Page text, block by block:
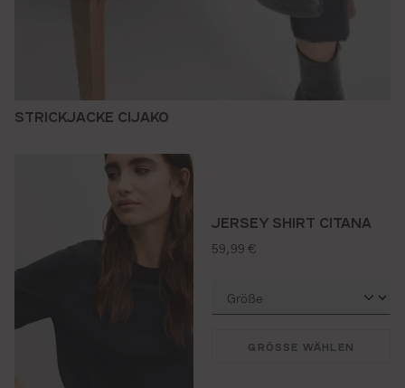
STRICKJACKE CIJAKO
JERSEY SHIRT CITANA
regulärer preis:
59,99 €
GRÖSSE WÄHLEN